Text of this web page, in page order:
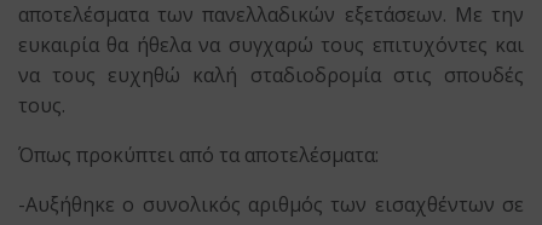
αποτελέσματα των πανελλαδικών εξετάσεων. Με την
ευκαιρία θα ήθελα να συγχαρώ τους επιτυχόντες και
να τους ευχηθώ καλή σταδιοδρομία στις σπουδές
τους.
Όπως προκύπτει από τα αποτελέσματα:
-Αυξήθηκε ο συνολικός αριθμός των εισαχθέντων σε